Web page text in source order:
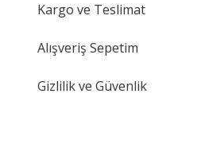
Kargo ve Teslimat
Alışveriş Sepetim
Gizlilik ve Güvenlik